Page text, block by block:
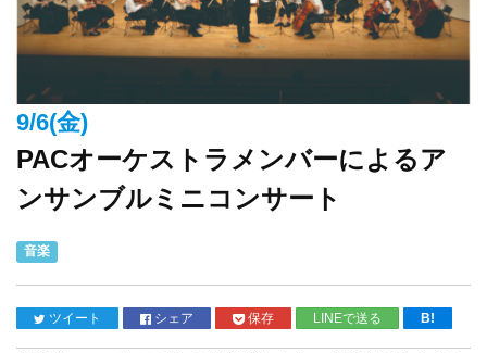
9/6(金)
PACオーケストラメンバーによるア
ンサンブルミニコンサート
音楽
ツイート シェア 保存 LINEで送る B!